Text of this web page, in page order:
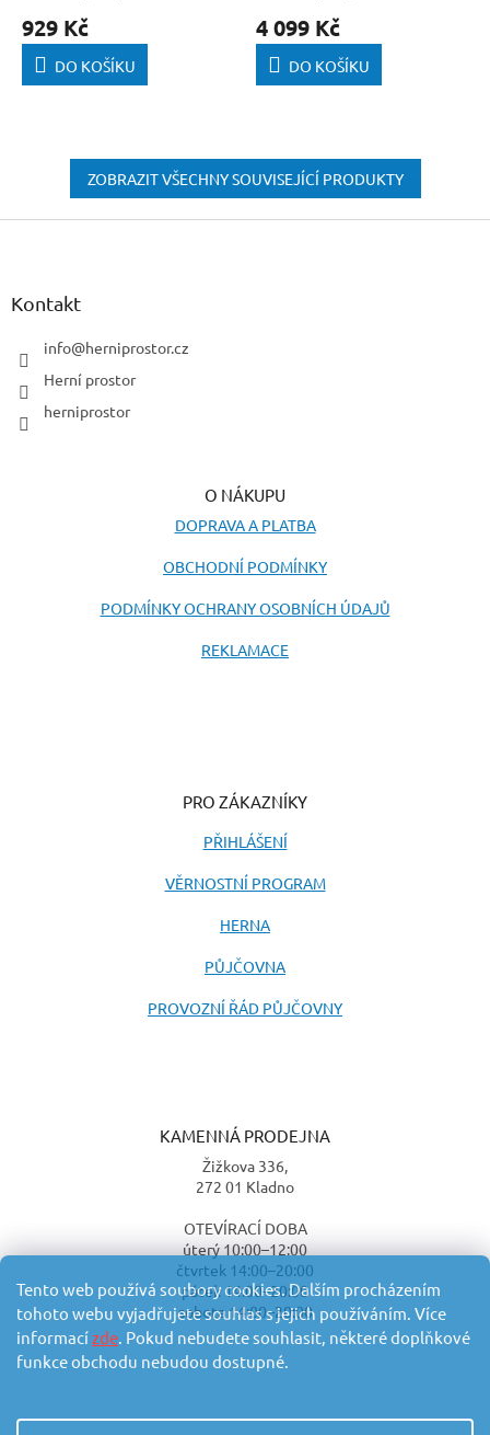
Tento web používá soubory cookies. Dalším procházením
tohoto webu vyjadřujete souhlas s jejich používáním. Více
informacízde. Pokud nebudete souhlasit, některé doplňkové
funkce obchodu nebudou dostupné.
929 Kč
DO KOŠÍKU
4 099 Kč
DO KOŠÍKU
ZOBRAZIT VŠECHNY SOUVISEJÍCÍ PRODUKTY
Z
Kontakt
info@herniprostor.cz
Herní prostor
herniprostor
O NÁKUPU
DOPRAVA A PLATBA
OBCHODNÍ PODMÍNKY
PODMÍNKY OCHRANY OSOBNÍCH ÚDAJŮ
REKLAMACE
PRO ZÁKAZNÍKY
PŘIHLÁŠENÍ
VĚRNOSTNÍ PROGRAM
HERNA
PŮJČOVNA
PROVOZNÍ ŘÁD PŮJČOVNY
KAMENNÁ PRODEJNA
Žižkova 336,
272 01 Kladno
OTEVÍRACÍ DOBA
úterý 10:00–12:00
čtvrtek 14:00–20:00
pátek 14:00–20:00
sobota 14:00–20:00